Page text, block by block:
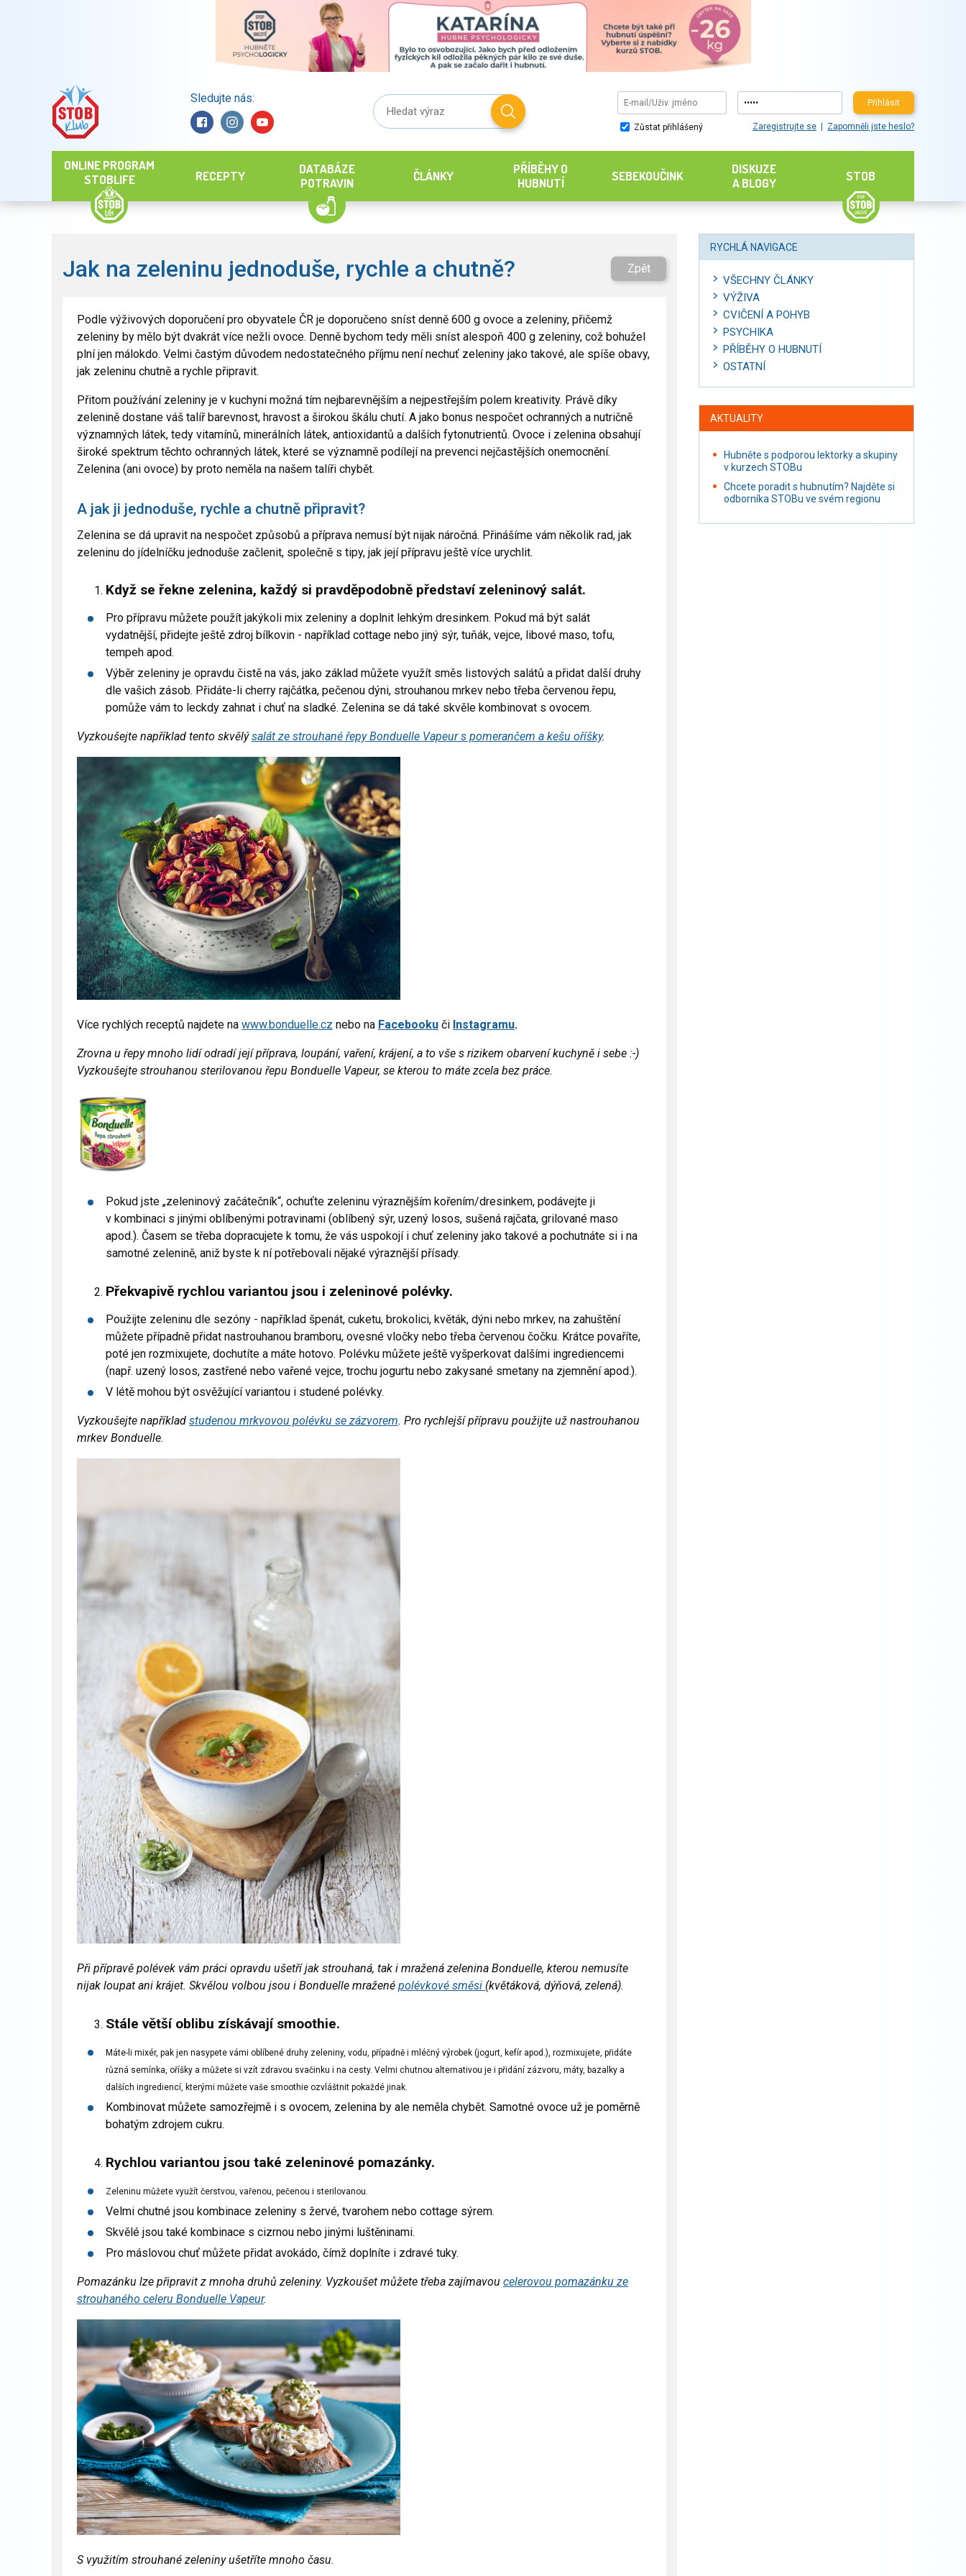
Sledujte nás: Přihlásit
Zůstat přihlášený Zaregistrujte se Zapomněli jste heslo?
ONLINE PROGRAM
STOBLIFE
RECEPTY
DATABÁZE
POTRAVIN
ČLÁNKY
PŘÍBĚHY O
HUBNUTÍ
SEBEKOUČINK
DISKUZE
A BLOGY
STOB
Jak na zeleninu jednoduše, rychle a chutně? Zpět
Podle výživových doporučení pro obyvatele ČR je doporučeno sníst denně 600 g ovoce a zeleniny, přičemž
zeleniny by mělo být dvakrát více nežli ovoce. Denně bychom tedy měli sníst alespoň 400 g zeleniny, což bohužel
plní jen málokdo. Velmi častým důvodem nedostatečného příjmu není nechuť zeleniny jako takové, ale spíše obavy,
jak zeleninu chutně a rychle připravit.
Přitom používání zeleniny je v kuchyni možná tím nejbarevnějším a nejpestřejším polem kreativity. Právě díky
zelenině dostane váš talíř barevnost, hravost a širokou škálu chutí. A jako bonus nespočet ochranných a nutričně
významných látek, tedy vitamínů, minerálních látek, antioxidantů a dalších fytonutrientů. Ovoce i zelenina obsahují
široké spektrum těchto ochranných látek, které se významně podílejí na prevenci nejčastějších onemocnění.
Zelenina (ani ovoce) by proto neměla na našem talíři chybět.
A jak ji jednoduše, rychle a chutně připravit?
Zelenina se dá upravit na nespočet způsobů a příprava nemusí být nijak náročná. Přinášíme vám několik rad, jak
zeleninu do jídelníčku jednoduše začlenit, společně s tipy, jak její přípravu ještě více urychlit.
Když se řekne zelenina, každý si pravděpodobně představí zeleninový salát.
Pro přípravu můžete použít jakýkoli mix zeleniny a doplnit lehkým dresinkem. Pokud má být salát
vydatnější, přidejte ještě zdroj bílkovin - například cottage nebo jiný sýr, tuňák, vejce, libové maso, tofu,
tempeh apod.
Výběr zeleniny je opravdu čistě na vás, jako základ můžete využít směs listových salátů a přidat další druhy
dle vašich zásob. Přidáte-li cherry rajčátka, pečenou dýni, strouhanou mrkev nebo třeba červenou řepu,
pomůže vám to leckdy zahnat i chuť na sladké. Zelenina se dá také skvěle kombinovat s ovocem.
Vyzkoušejte například tento skvělýsalát ze strouhané řepy Bonduelle Vapeur s pomerančem a kešu oříšky.
Více rychlých receptů najdete na www.bonduelle.cz nebo na Facebooku či Instagramu.
Zrovna u řepy mnoho lidí odradí její příprava, loupání, vaření, krájení, a to vše s rizikem obarvení kuchyně i sebe :-)
Vyzkoušejte strouhanou sterilovanou řepu Bonduelle Vapeur, se kterou to máte zcela bez práce.
Pokud jste „zeleninový začátečník“, ochuťte zeleninu výraznějším kořením/dresinkem, podávejte ji
v kombinaci s jinými oblíbenými potravinami (oblíbený sýr, uzený losos, sušená rajčata, grilované maso
apod.). Časem se třeba dopracujete k tomu, že vás uspokojí i chuť zeleniny jako takové a pochutnáte si i na
samotné zelenině, aniž byste k ní potřebovali nějaké výraznější přísady.
Překvapivě rychlou variantou jsou i zeleninové polévky.
Použijte zeleninu dle sezóny - například špenát, cuketu, brokolici, květák, dýni nebo mrkev, na zahuštění
můžete případně přidat nastrouhanou bramboru, ovesné vločky nebo třeba červenou čočku. Krátce povaříte,
poté jen rozmixujete, dochutíte a máte hotovo. Polévku můžete ještě vyšperkovat dalšími ingrediencemi
(např. uzený losos, zastřené nebo vařené vejce, trochu jogurtu nebo zakysané smetany na zjemnění apod.).
V létě mohou být osvěžující variantou i studené polévky.
Vyzkoušejte například studenou mrkvovou polévku se zázvorem. Pro rychlejší přípravu použijte už nastrouhanou
mrkev Bonduelle.
Při přípravě polévek vám práci opravdu ušetří jak strouhaná, tak i mražená zelenina Bonduelle, kterou nemusíte
nijak loupat ani krájet. Skvělou volbou jsou i Bonduelle mražené polévkové směsi (květáková, dýňová, zelená).
Stále větší oblibu získávají smoothie.
Máte-li mixér, pak jen nasypete vámi oblíbené druhy zeleniny, vodu, případně i mléčný výrobek (jogurt, kefír apod.), rozmixujete, přidáte
různá semínka, oříšky a můžete si vzít zdravou svačinku i na cesty. Velmi chutnou alternativou je i přidání zázvoru, máty, bazalky a
dalších ingrediencí, kterými můžete vaše smoothie ozvláštnit pokaždé jinak.
Kombinovat můžete samozřejmě i s ovocem, zelenina by ale neměla chybět. Samotné ovoce už je poměrně
bohatým zdrojem cukru.
Rychlou variantou jsou také zeleninové pomazánky.
Zeleninu můžete využít čerstvou, vařenou, pečenou i sterilovanou.
Velmi chutné jsou kombinace zeleniny s žervé, tvarohem nebo cottage sýrem.
Skvělé jsou také kombinace s cizrnou nebo jinými luštěninami.
Pro máslovou chuť můžete přidat avokádo, čímž doplníte i zdravé tuky.
Pomazánku lze připravit z mnoha druhů zeleniny. Vyzkoušet můžete třeba zajímavou celerovou pomazánku ze
strouhaného celeru Bonduelle Vapeur.
S využitím strouhané zeleniny ušetříte mnoho času.
RYCHLÁ NAVIGACE
VŠECHNY ČLÁNKY
VÝŽIVA
CVIČENÍ A POHYB
PSYCHIKA
PŘÍBĚHY O HUBNUTÍ
OSTATNÍ
AKTUALITY
Hubněte s podporou lektorky a skupiny
v kurzech STOBu
Chcete poradit s hubnutím? Najděte si
odborníka STOBu ve svém regionu